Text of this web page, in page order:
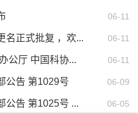
06-11
06-11
名正式批复 ，欢...
06-11
公厅 中国科协...
06-09
公告 第1029号
06-05
公告 第1025号 ...